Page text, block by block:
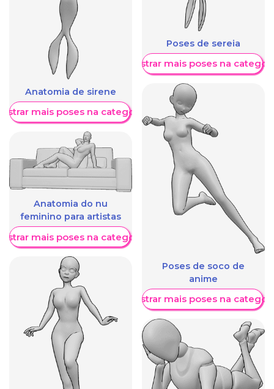
Anatomia de sirene
mais poses na categoria
Anatomia do nu
feminino para artistas
mais poses na categoria
Poses de sereia
Mostrar mais poses na
Poses de soco de
anime
Mostrar mais poses na